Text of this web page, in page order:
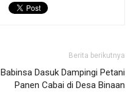
Berita berikutnya
Babinsa Dasuk Dampingi Petani
Panen Cabai di Desa Binaan